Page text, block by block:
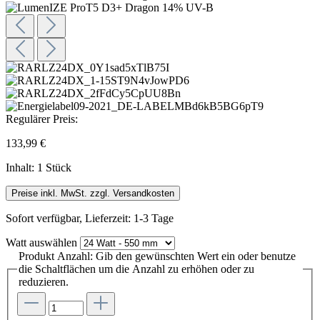
Regulärer Preis:
133,99 €
Inhalt: 1 Stück
Preise inkl. MwSt. zzgl. Versandkosten
Sofort verfügbar, Lieferzeit: 1-3 Tage
Watt auswählen
Produkt Anzahl: Gib den gewünschten Wert ein oder benutze
die Schaltflächen um die Anzahl zu erhöhen oder zu
reduzieren.